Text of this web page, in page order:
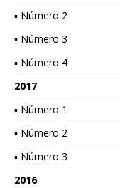
▪ Número 2
▪ Número 3
▪ Número 4
2017
▪ Número 1
▪ Número 2
▪ Número 3
2016